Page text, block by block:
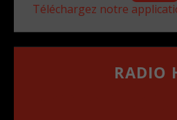
Téléchargez notre
RADIO